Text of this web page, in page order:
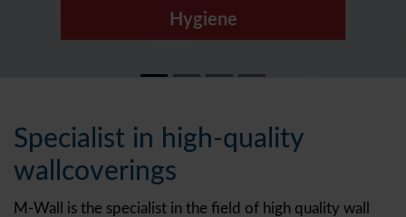
Hygiene
Specialist in high-quality
wallcoverings
M-Wall is the specialist in the field of high quality wall